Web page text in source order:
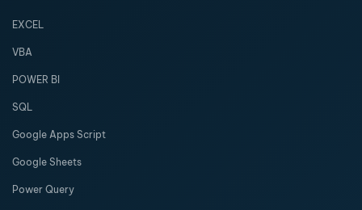
EXCEL
VBA
POWER BI
SQL
Google Apps Script
Google Sheets
Power Query